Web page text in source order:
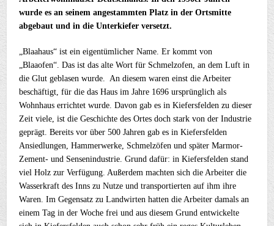
wurde es an seinem angestammten Platz in der Ortsmitte
abgebaut und in die Unterkiefer versetzt.
„Blaahaus“ ist ein eigentümlicher Name. Er kommt von
„Blaaofen“. Das ist das alte Wort für Schmelzofen, an dem Luft in
die Glut geblasen wurde. An diesem waren einst die Arbeiter
beschäftigt, für die das Haus im Jahre 1696 ursprünglich als
Wohnhaus errichtet wurde. Davon gab es in Kiefersfelden zu dieser
Zeit viele, ist die Geschichte des Ortes doch stark von der Industrie
geprägt. Bereits vor über 500 Jahren gab es in Kiefersfelden
Ansiedlungen, Hammerwerke, Schmelzöfen und später Marmor-
Zement- und Sensenindustrie. Grund dafür: in Kiefersfelden stand
viel Holz zur Verfügung. Außerdem machten sich die Arbeiter die
Wasserkraft des Inns zu Nutze und transportierten auf ihm ihre
Waren. Im Gegensatz zu Landwirten hatten die Arbeiter damals an
einem Tag in der Woche frei und aus diesem Grund entwickelte